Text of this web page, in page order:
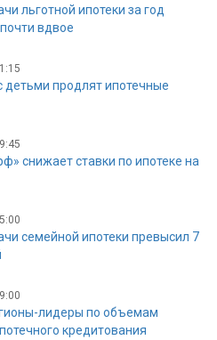
льготной ипотеки за год
вдвое
детьми продлят ипотечные
снижает ставки по ипотеке на
семейной ипотеки превысил 7
лидеры по объемам
кредитования